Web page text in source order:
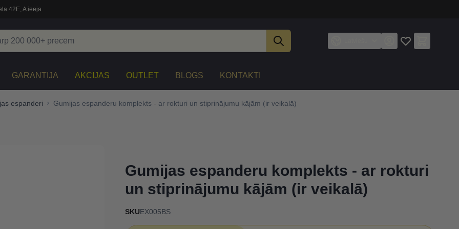
42E, A ieeja
GARANTIJA AKCIJAS OUTLET BLOGS KONTAKTI
espanderi Gumijas espanderu komplekts - ar rokturi un stiprinājumu kājām (ir veikalā)
Gumijas espanderu komplekts - ar rokturi
un stiprinājumu kājām (ir veikalā)
SKUEX005BS